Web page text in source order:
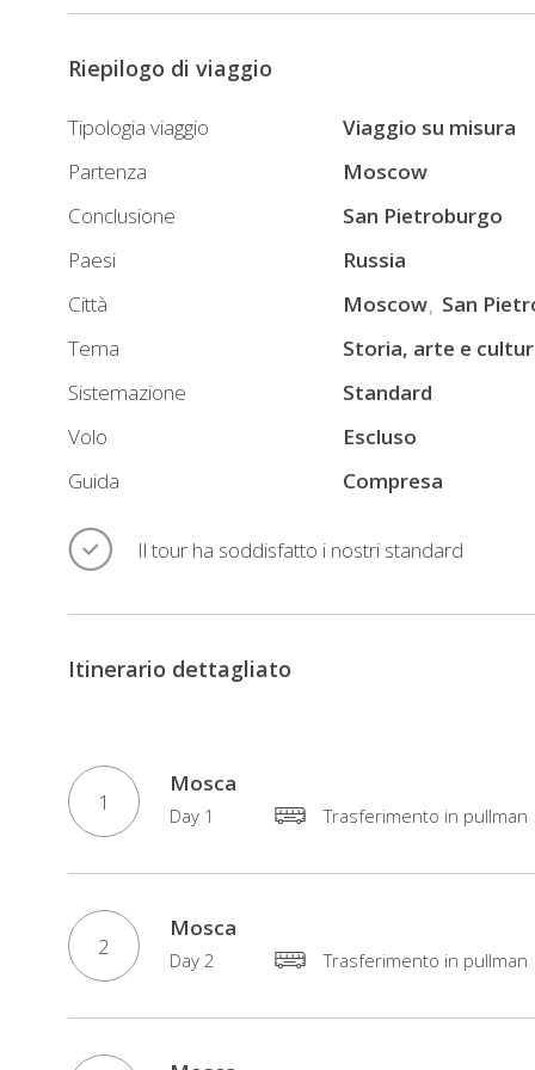
Riepilogo di viaggio
Tipologia viaggio
Viaggio su misura
Partenza
Moscow
Conclusione
San Pietroburgo
Paesi
Russia
Città
Moscow San
Tema
Storia, arte e
Sistemazione
Standard
Volo
Escluso
Guida
Compresa
Il tour ha soddisfatto i nostri standard
Itinerario dettagliato
1
Mosca
Day 1 Trasferimento in pullman
2
Mosca
Day 2 Trasferimento in pullman